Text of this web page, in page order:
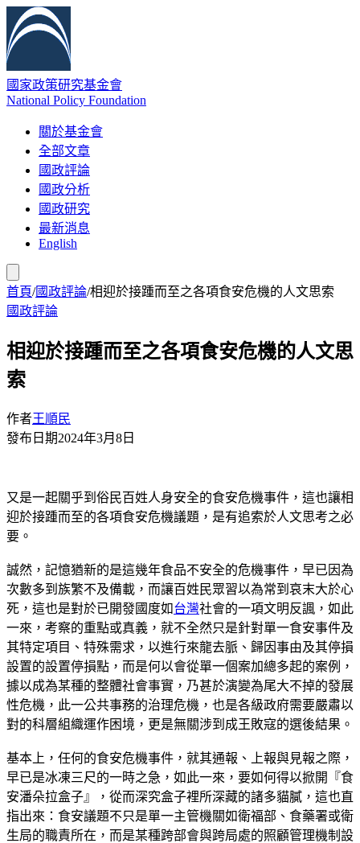
國家政策研究基金會
National Policy Foundation
關於基金會
全部文章
國政評論
國政分析
國政研究
最新消息
English
首頁/國政評論/相迎於接踵而至之各項食安危機的人文思索
國政評論
相迎於接踵而至之各項食安危機的人文思
索
作者王順民
發布日期2024年3月8日
又是一起關乎到俗民百姓人身安全的食安危機事件，這也讓相
迎於接踵而至的各項食安危機議題，是有追索於人文思考之必
要。
誠然，記憶猶新的是這幾年食品不安全的危機事件，早已因為
次數多到族繁不及備載，而讓百姓民眾習以為常到哀末大於心
死，這也是對於已開發國度如台灣社會的一項文明反諷，如此
一來，考察的重點或真義，就不全然只是針對單一食安事件及
其特定項目、特殊需求，以進行來龍去脈、歸因事由及其停損
設置的設置停損點，而是何以會從單一個案加總多起的案例，
據以成為某種的整體社會事實，乃甚於演變為尾大不掉的發展
性危機，此一公共事務的治理危機，也是各級政府需要嚴肅以
對的科層組織運作困境，更是無關涉到成王敗寇的選後結果。
基本上，任何的食安危機事件，就其通報、上報與見報之際，
早已是冰凍三尺的一時之急，如此一來，要如何得以掀開『食
安潘朵拉盒子』，從而深究盒子裡所深藏的諸多貓膩，這也直
指出來：食安議題不只是單一主管機關如衛福部、食藥署或衛
生局的職責所在，而是某種跨部會與跨局處的照顧管理機制設